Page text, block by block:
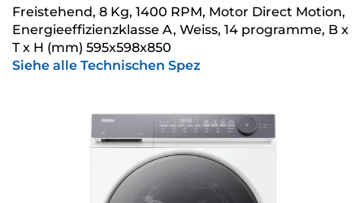
Freistehend, 8 Kg, 1400 RPM, Motor Direct Motion,
Energieeffizienzklasse A, Weiss, 14 programme, B x
T x H (mm) 595x598x850
Siehe alle Technischen Spez